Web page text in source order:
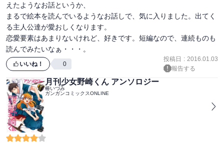
えたようなお話というか、
まるで絵本を読んでいるようなお話しで、気に入りました。出てく
る主人公達が愛おしくなります。
恋愛要素はあまりないけれど、好きです。短編なので、連続ものも
読んでみたいなぁ・・・。
いいね！ 0
投稿日 : 2016.01.03
報告する
月刊少女野崎くん アンソロジー
椿いづみ
ガンガンコミックスONLINE